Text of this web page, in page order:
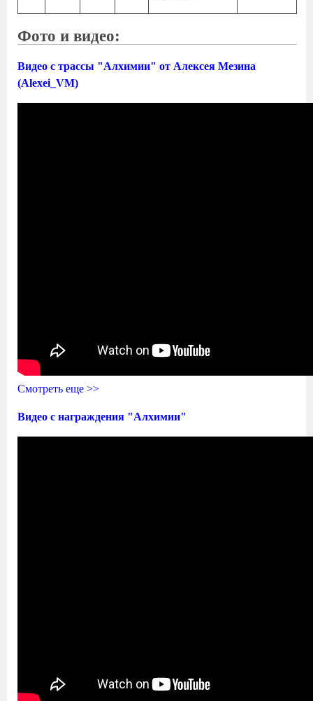
Фото и видео:
Видео с трассы "Алхимии" от Алексея Мезина
(Alexei_VM)
Смотреть еще >>
Видео с награждения "Алхимии"